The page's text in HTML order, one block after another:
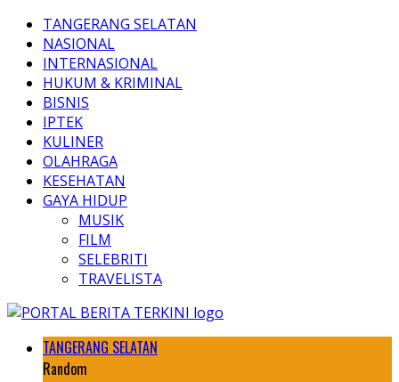
TANGERANG SELATAN
NASIONAL
INTERNASIONAL
HUKUM & KRIMINAL
BISNIS
IPTEK
KULINER
OLAHRAGA
KESEHATAN
GAYA HIDUP
MUSIK
FILM
SELEBRITI
TRAVELISTA
TANGERANG SELATAN
Random